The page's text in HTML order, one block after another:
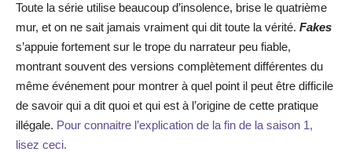
Toute la série utilise beaucoup d’insolence, brise le quatrième
mur, et on ne sait jamais vraiment qui dit toute la vérité. Fakes
s’appuie fortement sur le trope du narrateur peu fiable,
montrant souvent des versions complètement différentes du
même événement pour montrer à quel point il peut être difficile
de savoir qui a dit quoi et qui est à l’origine de cette pratique
illégale. Pour connaitre l’explication de la fin de la saison 1,
lisez ceci.